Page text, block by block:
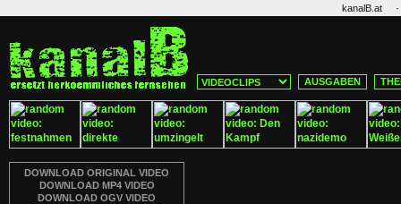
kanalB.at ·
AUSGABEN
DOWNLOAD ORIGINAL VIDEO
DOWNLOAD MP4 VIDEO
DOWNLOAD OGV VIDEO